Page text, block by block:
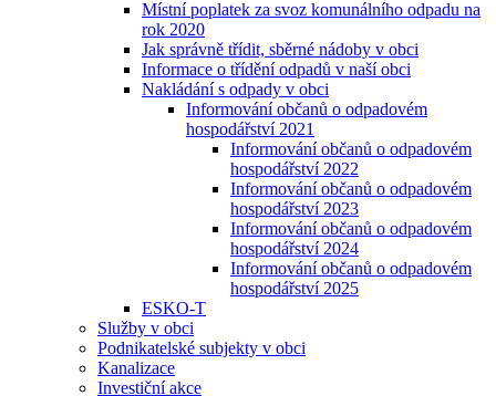
Místní poplatek za svoz komunálního odpadu na
rok 2020
Jak správně třídit, sběrné nádoby v obci
Informace o třídění odpadů v naší obci
Nakládání s odpady v obci
Informování občanů o odpadovém
hospodářství 2021
Informování občanů o odpadovém
hospodářství 2022
Informování občanů o odpadovém
hospodářství 2023
Informování občanů o odpadovém
hospodářství 2024
Informování občanů o odpadovém
hospodářství 2025
ESKO-T
Služby v obci
Podnikatelské subjekty v obci
Kanalizace
Investiční akce